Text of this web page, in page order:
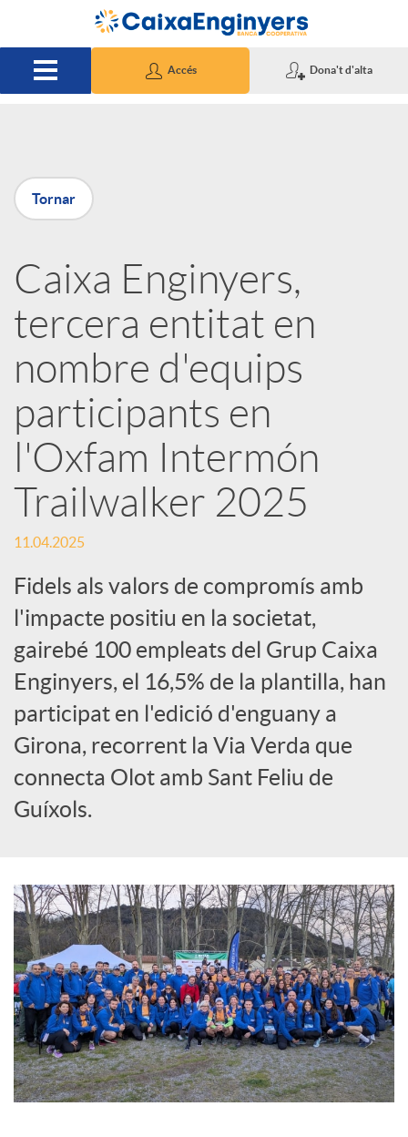
Salta al contingut principal
Accés Dona't d'alta
P
u
b
l
i
c
a
d
o
r
d
e
o
n
t
i
Tornar
Caixa Enginyers,
tercera entitat en
nombre d'equips
participants en
l'Oxfam Intermón
Trailwalker 2025
11.04.2025
Fidels als valors de compromís amb
l'impacte positiu en la societat,
gairebé 100 empleats del Grup Caixa
Enginyers, el 16,5% de la plantilla, han
participat en l'edició d'enguany a
Girona, recorrent la Via Verda que
connecta Olot amb Sant Feliu de
Guíxols.